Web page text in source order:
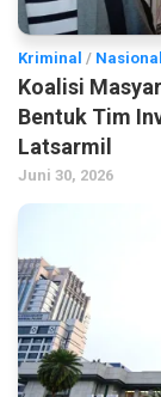
Kriminal / Nasional
Koalisi
Bentuk Tim
Latsarmil
Juni 30, 2026